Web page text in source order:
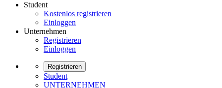
Student
Kostenlos registrieren
Einloggen
Unternehmen
Registrieren
Einloggen
Registrieren
Student
UNTERNEHMEN